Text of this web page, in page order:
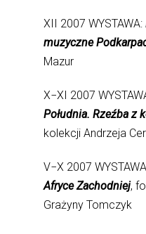
XII 2007 WYSTAWA:
muzyczne
Mazur
X−XI 2007
Południa. Rzeźba z
kolekcji Andrzeja
V−X 2007
Afryce Zachodniej,
Grażyny Tomczyk